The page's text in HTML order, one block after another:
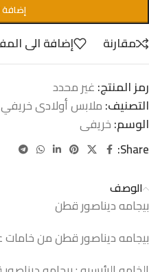
إضافة
مقارنة
إضافة الى
رمز المنتج:غير محدد
التصنيف:ملابس أولادى
الوسم:خريفى
Share:
الوصف
بيجامه ديناصور قطن
بيجامه ديناصور قطن من خامات